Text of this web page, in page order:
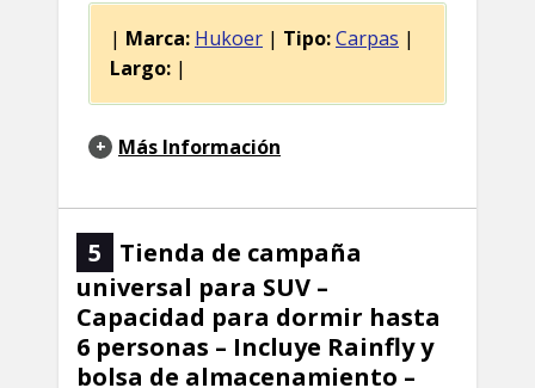
| Marca: Hukoer | Tipo:Carpas |
Largo: |
Más Información
5
Tienda de campaña
universal para SUV –
Capacidad para dormir hasta
6 personas – Incluye Rainfly y
bolsa de almacenamiento –